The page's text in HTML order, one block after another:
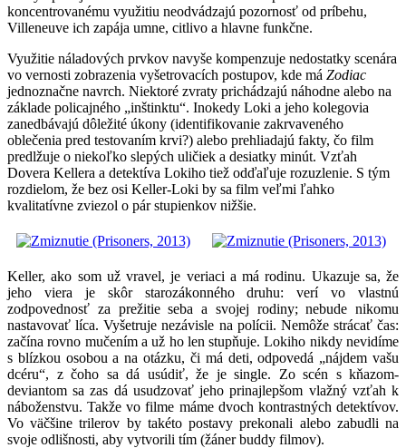
koncentrovanému využitiu neodvádzajú pozornosť od príbehu,
Villeneuve ich zapája umne, citlivo a hlavne funkčne.
Využitie náladových prvkov navyše kompenzuje nedostatky scenára
vo vernosti zobrazenia vyšetrovacích postupov, kde má Zodiac
jednoznačne navrch. Niektoré zvraty prichádzajú náhodne alebo na
základe policajného „inštinktu“. Inokedy Loki a jeho kolegovia
zanedbávajú dôležité úkony (identifikovanie zakrvaveného
oblečenia pred testovaním krvi?) alebo prehliadajú fakty, čo film
predlžuje o niekoľko slepých uličiek a desiatky minút. Vzťah
Dovera Kellera a detektíva Lokiho tiež odďaľuje rozuzlenie. S tým
rozdielom, že bez osi Keller-Loki by sa film veľmi ľahko
kvalitatívne zviezol o pár stupienkov nižšie.
Keller, ako som už vravel, je veriaci a má rodinu. Ukazuje sa, že
jeho viera je skôr starozákonného druhu: verí vo vlastnú
zodpovednosť za prežitie seba a svojej rodiny; nebude nikomu
nastavovať líca. Vyšetruje nezávisle na polícii. Nemôže strácať čas:
začína rovno mučením a už ho len stupňuje. Lokiho nikdy nevidíme
s blízkou osobou a na otázku, či má deti, odpovedá „nájdem vašu
dcéru“, z čoho sa dá usúdiť, že je single. Zo scén s kňazom-
deviantom sa zas dá usudzovať jeho prinajlepšom vlažný vzťah k
náboženstvu. Takže vo filme máme dvoch kontrastných detektívov.
Vo väčšine trilerov by takéto postavy prekonali alebo zabudli na
svoje odlišnosti, aby vytvorili tím (žáner buddy filmov).